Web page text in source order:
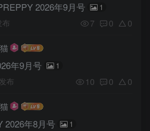
2026年9月号 1
7 0 0
年9月号 1
布 10 0 0
2026年8月号 1